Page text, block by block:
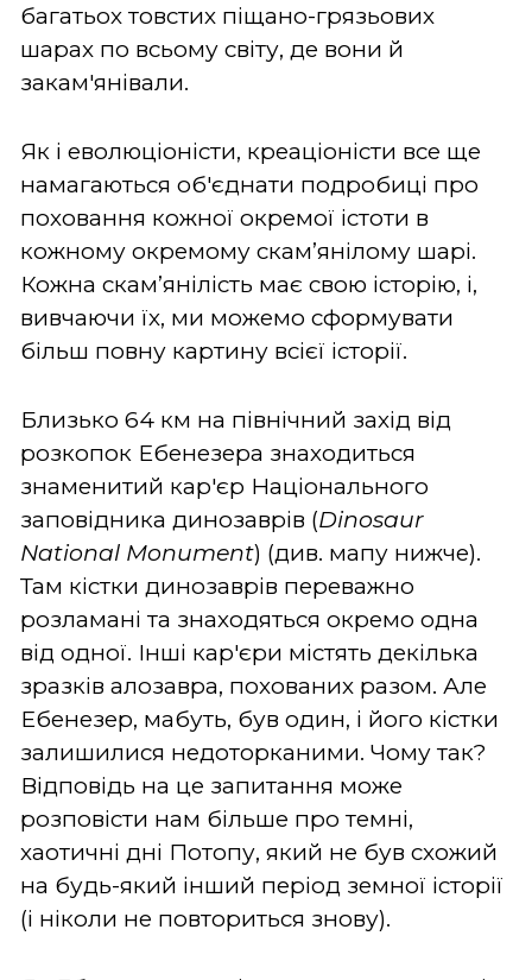
багатьох товстих піщано-грязьових
шарах по всьому світу, де вони й
закам'янівали.
Як і еволюціоністи, креаціоністи все ще
намагаються об'єднати подробиці про
поховання кожної окремої істоти в
кожному окремому скам’янілому шарі.
Кожна скам’янілість має свою історію, і,
вивчаючи їх, ми можемо сформувати
більш повну картину всієї історії.
Близько 64 км на північний захід від
розкопок Ебенезера знаходиться
знаменитий кар'єр Національного
заповідника динозаврів (Dinosaur
National Monument) (див. мапу нижче).
Там кістки динозаврів переважно
розламані та знаходяться окремо одна
від одної. Інші кар'єри містять декілька
зразків алозавра, похованих разом. Але
Ебенезер, мабуть, був один, і його кістки
залишилися недоторканими. Чому так?
Відповідь на це запитання може
розповісти нам більше про темні,
хаотичні дні Потопу, який не був схожий
на будь-який інший період земної історії
(і ніколи не повториться знову).